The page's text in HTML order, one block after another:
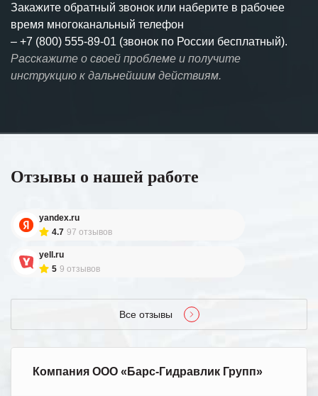
Закажите обратный звонок или наберите в рабочее
время многоканальный телефон
– +7 (800) 555-89-01 (звонок по России бесплатный).
Расскажите о своей проблеме и получите
инструкцию к дальнейшим действиям.
Отзывы о нашей работе
yandex.ru
4.7 97 отзывов
yell.ru
5 9 отзывов
Все отзывы
Компания ООО «Барс-Гидравлик Групп»